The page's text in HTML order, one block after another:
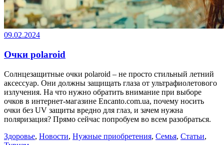
09.02.2024
Очки polaroid
Солнцезащитные очки polaroid – не просто стильный летний
аксессуар. Они должны защищать глаза от ультрафиолетового
излучения. На что нужно обратить внимание при выборе
очков в интернет-магазине Encanto.com.ua, почему носить
очки без UV защиты вредно для глаз, и зачем нужна
поляризация? Прямо сейчас попробуем во всем разобраться.
Здоровье, Новости, Нужные приобретения, Семья, Статьи,